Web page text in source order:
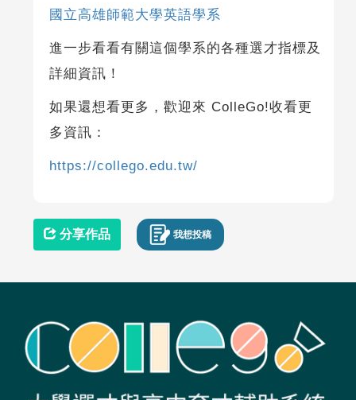
國立高雄師範大學英語學系
進一步看看有關這個學系的各種選才指標及
詳細資訊！
如果還想看更多，歡迎來 ColleGo!收看更
多資訊：
https://collego.edu.tw/
分享作品 我想投稿